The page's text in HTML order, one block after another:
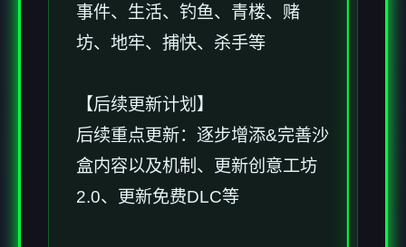
事件、生活、钓鱼、青楼、赌
坊、地牢、捕快、杀手等
【后续更新计划】
后续重点更新：逐步增添&完善沙
盒内容以及机制、更新创意工坊
2.0、更新免费DLC等